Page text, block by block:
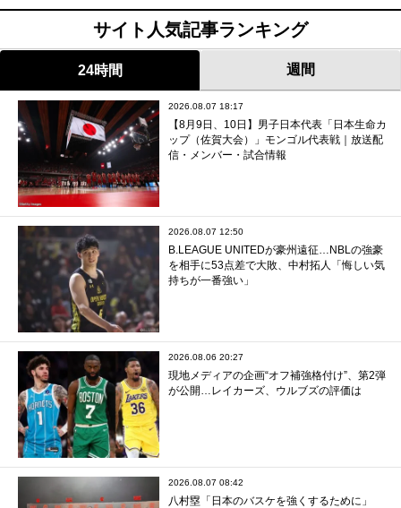
サイト人気記事ランキング
24時間 週間
2026.08.07 18:17
【8月9日、10日】男子日本代表「日本生命カ
ップ（佐賀大会）」モンゴル代表戦｜放送配
信・メンバー・試合情報
2026.08.07 12:50
B.LEAGUE UNITEDが豪州遠征…NBLの強豪
を相手に53点差で大敗、中村拓人「悔しい気
持ちが一番強い」
2026.08.06 20:27
現地メディアの企画“オフ補強格付け”、第2弾
が公開…レイカーズ、ウルブズの評価は
2026.08.07 08:42
八村塁「日本のバスケを強くするために」